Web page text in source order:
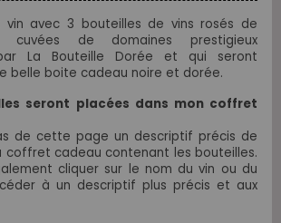
avec 3 bouteilles de vins rosés de
cuvées de domaines prestigieux
La Bouteille Dorée et qui seront
belle boite cadeau noire et dorée.
seront placées dans mon coffret
de cette page un descriptif précis de
coffret cadeau contenant les bouteilles.
cliquer sur le nom du vin ou du
à un descriptif plus précis et aux